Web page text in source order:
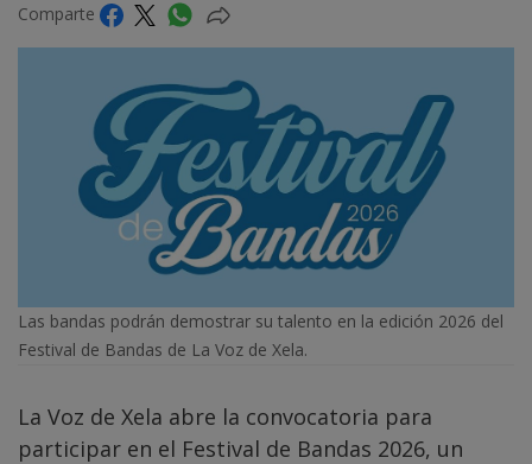
Comparte
Las bandas podrán demostrar su talento en la edición 2026 del
Festival de Bandas de La Voz de Xela.
La Voz de Xela abre la convocatoria para
participar en el Festival de Bandas 2026, un